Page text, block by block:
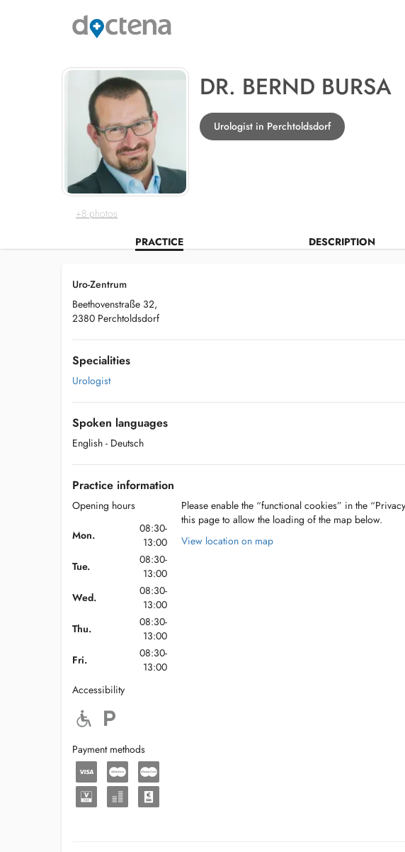
+8 photos
DR. BERND BURSA
Urologist in Perchtoldsdorf
PRACTICE DESCRIPTION
Uro-Zentrum
Beethovenstraße 32,
2380 Perchtoldsdorf
Specialities
Urologist
Spoken languages
English - Deutsch
Practice information
Opening hours
Mon.
08:30-
13:00
Tue.
08:30-
13:00
Wed.
08:30-
13:00
Thu.
08:30-
13:00
Fri.
08:30-
13:00
Accessibility
Payment methods
Please enable the “functional cookies” in the
this page to allow the loading of the map below.
View location on map